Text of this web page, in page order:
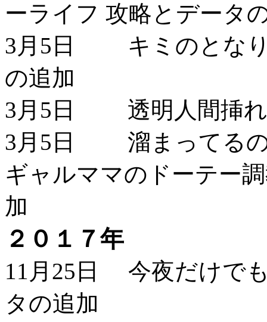
ーライフ 攻略とデータ
3月5日 キミのとなり
の追加
3月5日 透明人間挿れ
3月5日 溜まってるの
ギャルママのドーテー
加
２０１７年
11月25日 今夜だけで
タの追加